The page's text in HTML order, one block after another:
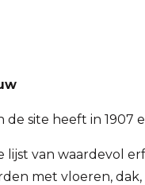
de site heeft in
lijst van waardevol
met vloeren,